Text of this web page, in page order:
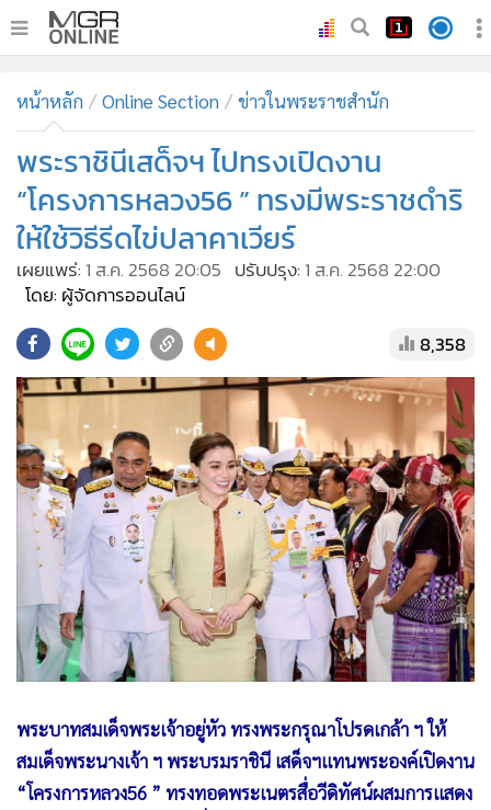
ทันเหตุการณ์
• ภาคใต้
ภูมิภาค
• Online Section
• บันเทิง
ผู้จัดการรายวัน
• ละคร
• CbizReview
•
Cyber BIZ
• ผู้จัดกวน
• Good health & Well-being
Green Innovation & SD
Management & HR
MGR Live
• Infographic
• การเมือง
• กีฬา
• ต่างประเทศ
• Special Scoop
หน้าหลัก Online Section ข่าวในพระราชสำนัก
พระราชินีเสด็จฯ ไปทรงเปิดงาน
“โครงการหลวง56 ” ทรงมีพระราชดำริ
ให้ใช้วิธีรีดไข่ปลาคาเวียร์
เผยแพร่: 1 ส.ค. 2568 20:05 ปรับปรุง: 1 ส.ค. 2568 22:00
โดย: ผู้จัดการออนไลน์
8,358
พระบาทสมเด็จพระเจ้าอยู่หัว ทรงพระกรุณาโปรดเกล้า ฯ ให้
สมเด็จพระนางเจ้า ฯ พระบรมราชินี เสด็จฯแทนพระองค์เปิดงาน
“โครงการหลวง56 ” ทรงทอดพระเนตรสื่อวีดิทัศน์ผสมการแสดง